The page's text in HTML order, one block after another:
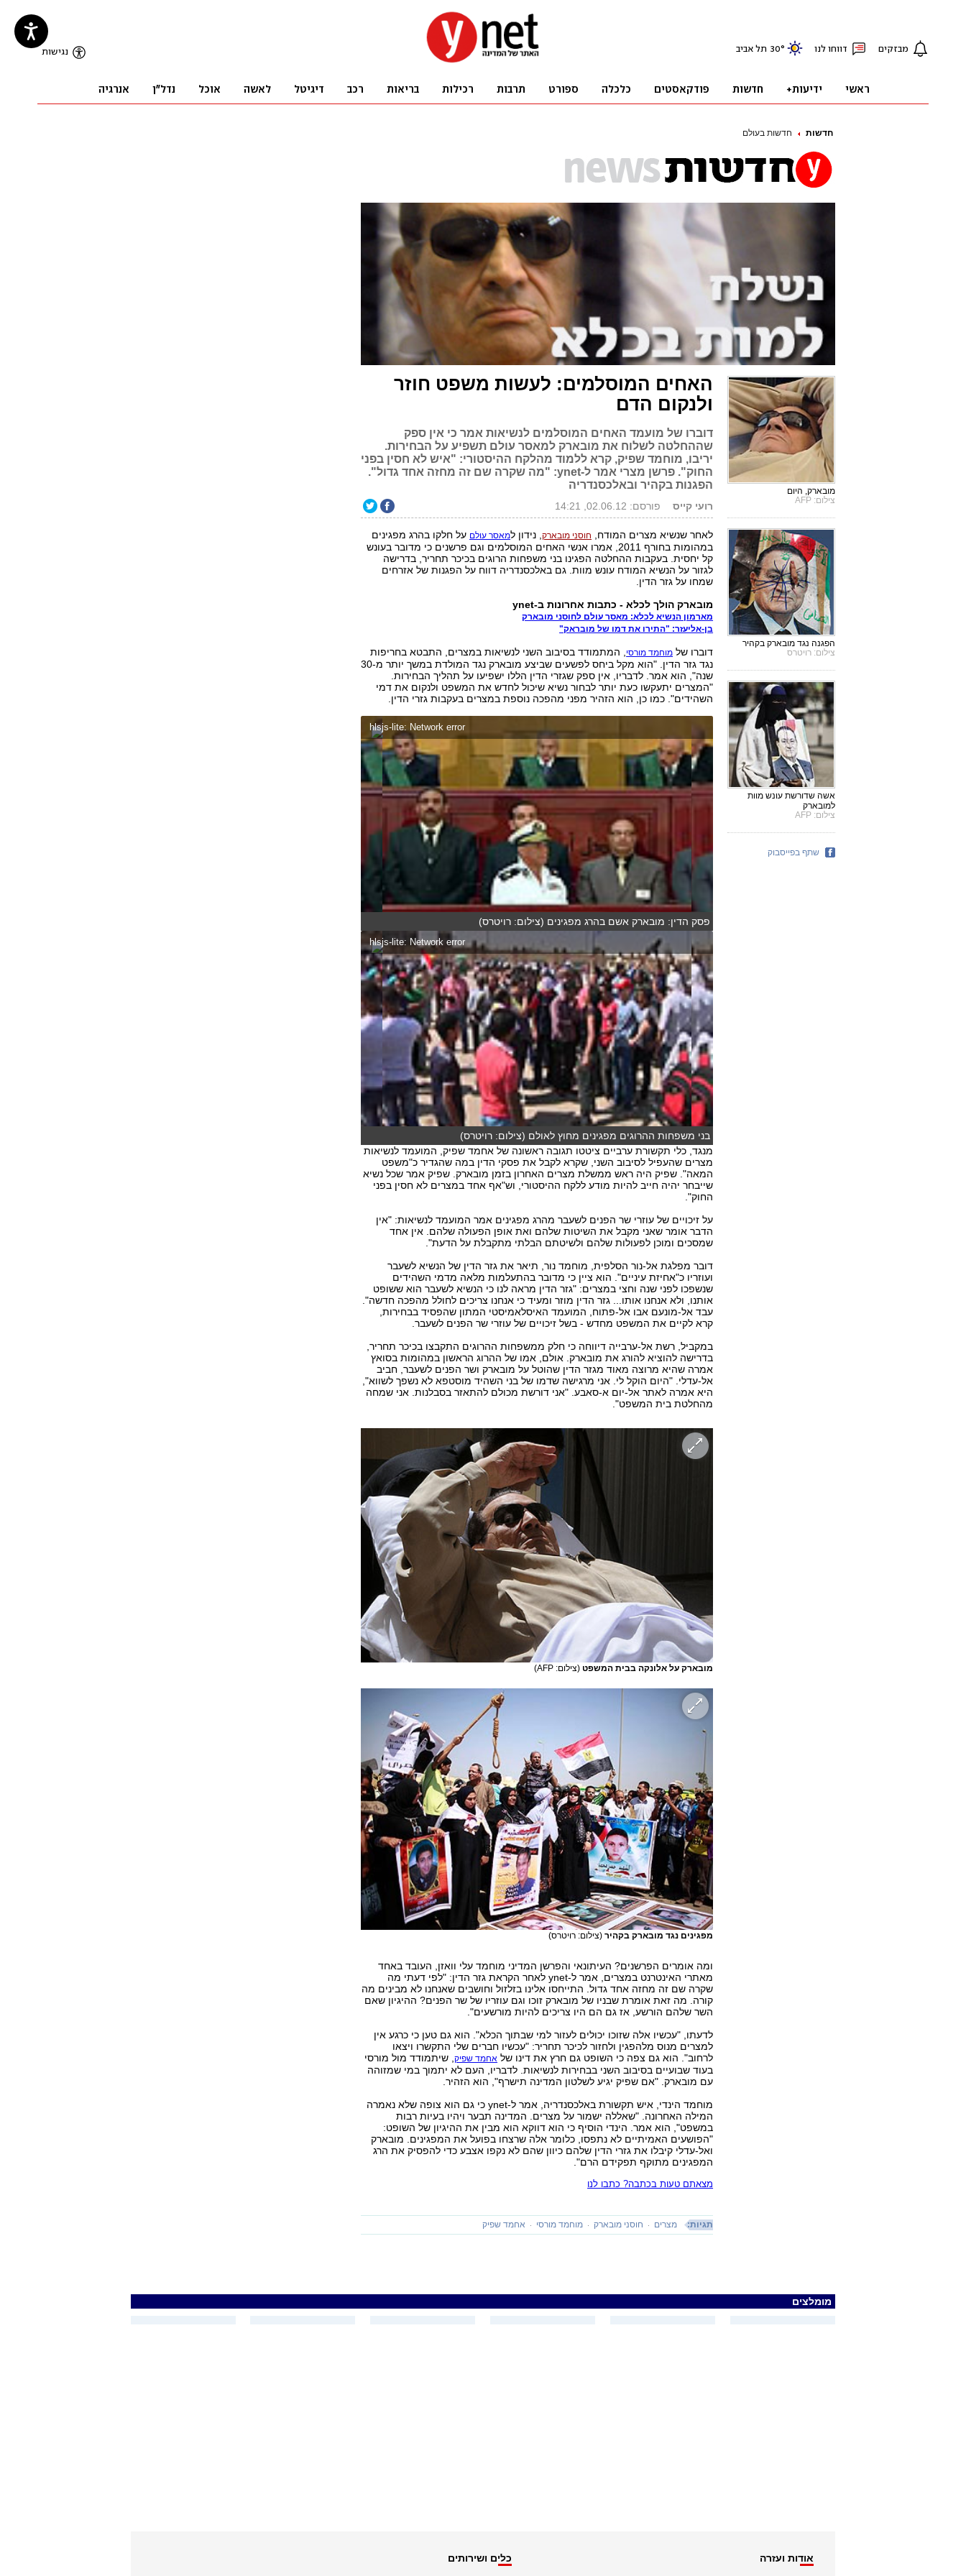
חדשות חדשות בעולם
האחים המוסלמים: לעשות משפט חוזר
ולנקום הדם
דוברו של מועמד האחים המוסלמים לנשיאות אמר כי אין ספק
שההחלטה לשלוח את מובארק למאסר עולם תשפיע על הבחירות.
יריבו, מוחמד שפיק, קרא ללמוד מהלקח ההיסטורי: "איש לא חסין בפני
החוק". פרשן מצרי אמר ל-ynet: "מה שקרה שם זה מחזה אחד גדול".
הפגנות בקהיר ובאלכסנדריה
רועי קייס פורסם: 02.06.12, 14:21
לאחר שנשיא מצרים המודח, חוסני מובארק, נידון למאסר עולם על חלקו בהרג מפגינים
במהומות בחורף 2011, אמרו אנשי האחים המוסלמים וגם פרשנים כי מדובר בעונש
קל יחסית. בעקבות ההחלטה הפגינו בני משפחות הרוגים בכיכר תחריר, בדרישה
לגזור על הנשיא המודח עונש מוות. גם באלכסנדריה דווח על הפגנות של אזרחים
שמחו על גזר הדין.
מובארק הולך לכלא - כתבות אחרונות ב-ynet
מארמון הנשיא לכלא: מאסר עולם לחוסני מובארק
בן-אליעזר: "התירו את דמו של מובראק"
דוברו של מוחמד מורסי
, המתמודד בסיבוב השני לנשיאות במצרים, התבטא בחריפות
נגד גזר הדין. "הוא מקל ביחס לפשעים שביצע מובארק נגד המולדת במשך יותר מ-30
שנה", הוא אמר. לדבריו, אין ספק שגזרי הדין הללו ישפיעו על תהליך הבחירות.
"המצרים יתעקשו כעת יותר לבחור נשיא שיכול לחדש את המשפט ולנקום את דמי
השהידים". כמו כן, הוא הזהיר מפני מהפכה נוספת במצרים בעקבות גזרי הדין.
hlsjs-lite: Network error
פסק הדין: מובארק אשם בהרג מפגינים (צילום: רויטרס)
hlsjs-lite: Network error
בני משפחות ההרוגים מפגינים מחוץ לאולם (צילום: רויטרס)
מנגד, כלי תקשורת ערביים ציטטו תגובה ראשונה של אחמד שפיק, המועמד לנשיאות
מצרים שהעפיל לסיבוב השני, שקרא לקבל את פסקי הדין במה שהגדיר כ"משפט
המאה". שפיק היה ראש ממשלת מצרים האחרון בזמן מובארק. שפיק אמר שכל נשיא
שייבחר יהיה חייב להיות מודע ללקח ההיסטורי, וש"אף אחד במצרים לא חסין בפני
החוק".
על זיכויים של עוזרי שר הפנים לשעבר מהרג מפגינים אמר המועמד לנשיאות: "אין
הדבר אומר שאני מקבל את השיטות שלהם ואת אופן הפעולה שלהם. אין אחד
שמסכים ומוכן לפעולות שלהם ולשיטתם הבלתי מתקבלת על הדעת".
דובר מפלגת אל-נור הסלפית, מוחמד נור, תיאר את גזר הדין של הנשיא לשעבר
ועוזריו כ"אחיזת עיניים". הוא ציין כי מדובר בהתעלמות מלאה מדמי השהידים
שנשפכו לפני שנה וחצי במצרים: "גזר הדין מראה לנו כי הנשיא לשעבר הוא ששופט
אותנו, ולא אנחנו אותו... גזר הדין מוזר ומעיד כי אנחנו צריכים לחולל מהפכה חדשה".
עבד אל-מונעם אבו אל-פתוח, המועמד האיסלאמיסטי המתון שהפסיד בבחירות,
קרא לקיים את המשפט מחדש - בשל זיכויים של עוזרי שר הפנים לשעבר.
במקביל, רשת אל-ערבייה דיווחה כי חלק ממשפחות ההרוגים התקבצו בכיכר תחריר,
בדרישה להוציא להורג את מובארק. אולם, אמו של ההרוג הראשון במהומות בסואץ
אמרה שהיא מרוצה מאוד מגזר הדין שהוטל על מובארק ושר הפנים לשעבר, חביב
אל-עדלי. "היום הוקל לי. אני מרגישה שדמו של בני השהיד מוסטפא לא נשפך לשווא",
היא אמרה לאתר אל-יום א-סאבע. "אני דורשת מכולם להתאזר בסבלנות. אני שמחה
מהחלטת בית המשפט".
מובארק על אלונקה בבית המשפט (צילום: AFP)
מפגינים נגד מובארק בקהיר (צילום: רויטרס)
ומה אומרים הפרשנים? העיתונאי והפרשן המדיני מוחמד עלי וואזן, העובד באחד
מאתרי האינטרנט במצרים, אמר ל-ynet לאחר הקראת גזר הדין: "לפי דעתי מה
שקרה שם זה מחזה אחד גדול. התייחסו אלינו בזלזול וחושבים שאנחנו לא מבינים מה
קורה. מה זאת אומרת שבניו של מובארק זוכו וגם עוזריו של שר הפנים? ההיגיון שאם
השר שלהם הורשע, אז גם הם היו צריכים להיות מורשעים".
לדעתו, "עכשיו אלה שזוכו יכולים לעזור למי שבתוך הכלא". הוא גם טען כי כרגע אין
למצרים מנוס מלהפגין ולחזור לכיכר תחריר: "עכשיו חברים שלי התקשרו ויצאו
לרחוב". הוא גם צפה כי השופט גם חרץ את דינו של אחמד שפיק, שיתמודד מול מורסי
בעוד שבועיים בסיבוב השני בבחירות לנשיאות. לדבריו, העם לא יתמוך במי שמזוהה
עם מובארק. "אם שפיק יגיע לשלטון המדינה תישרף", הוא הזהיר.
מוחמד הינדי, איש תקשורת באלכסנדריה, אמר ל-ynet כי גם הוא צופה שלא נאמרה
המילה האחרונה. "שאללה ישמור על מצרים. המדינה תבער ויהיו בעיות רבות
במשפט", הוא אמר. הינדי הוסיף כי הוא דווקא הוא מבין את ההיגיון של השופט:
"הפושעים האמיתיים לא נתפסו, כלומר אלה שרצחו בפועל את המפגינים. מובארק
ואל-עדלי קיבלו את גזרי הדין שלהם כיוון שהם לא נקפו אצבע כדי להפסיק את הרג
המפגינים מתוקף תפקידם הרם".
מצאתם טעות בכתבה? כתבו לנו
תגיות: מצרים חוסני מובארק מוחמד מורסי אחמד שפיק
מובארק, היום
צילום: AFP
הפגנה נגד מובארק בקהיר
צילום: רויטרס
אשה שדורשת עונש מוות
למובארק
צילום: AFP
שתף בפייסבוק
מומלצים
אודות ועזרה כלים ושירותים